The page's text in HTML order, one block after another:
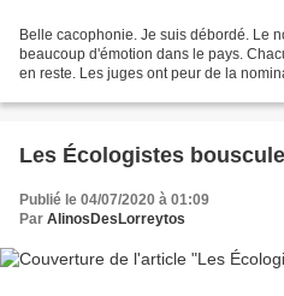
Belle cacophonie. Je suis débordé. Le
beaucoup d'émotion dans le pays.
en reste. Les juges ont peur de la
Les Écologistes
Publié le 04/07/2020 à 01:09
Par AlinosDesLorreytos